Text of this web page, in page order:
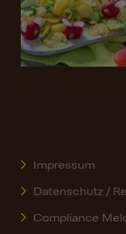
Impressum
Datenschutz /
Compliance